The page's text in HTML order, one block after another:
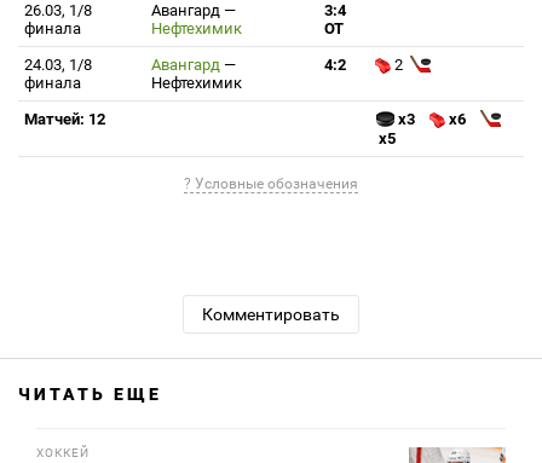
26.03, 1/8
финала
Авангард —
Нефтехимик
3:4
ОТ
24.03, 1/8
финала
Авангард —
Нефтехимик
4:2 2
Матчей: 12 x3
x6
x5
? Условные обозначения
Комментировать
ЧИТАТЬ ЕЩЕ
ХОККЕЙ